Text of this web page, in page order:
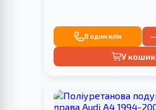
В один клік −
У кошик